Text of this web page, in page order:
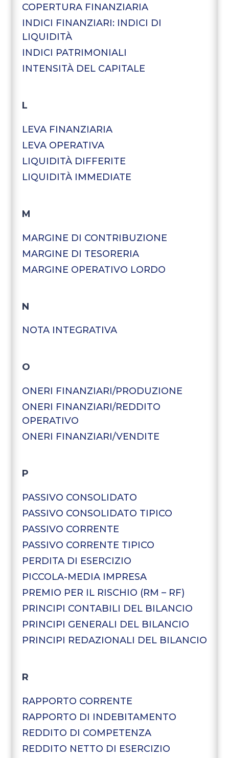
COPERTURA FINANZIARIA
INDICI FINANZIARI: INDICI DI
LIQUIDITÀ
INDICI PATRIMONIALI
INTENSITÀ DEL CAPITALE
L
LEVA FINANZIARIA
LEVA OPERATIVA
LIQUIDITÀ DIFFERITE
LIQUIDITÀ IMMEDIATE
M
MARGINE DI CONTRIBUZIONE
MARGINE DI TESORERIA
MARGINE OPERATIVO LORDO
N
NOTA INTEGRATIVA
O
ONERI FINANZIARI/PRODUZIONE
ONERI FINANZIARI/REDDITO
OPERATIVO
ONERI FINANZIARI/VENDITE
P
PASSIVO CONSOLIDATO
PASSIVO CONSOLIDATO TIPICO
PASSIVO CORRENTE
PASSIVO CORRENTE TIPICO
PERDITA DI ESERCIZIO
PICCOLA-MEDIA IMPRESA
PREMIO PER IL RISCHIO (RM – RF)
PRINCIPI CONTABILI DEL BILANCIO
PRINCIPI GENERALI DEL BILANCIO
PRINCIPI REDAZIONALI DEL BILANCIO
R
RAPPORTO CORRENTE
RAPPORTO DI INDEBITAMENTO
REDDITO DI COMPETENZA
REDDITO NETTO DI ESERCIZIO